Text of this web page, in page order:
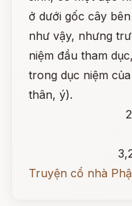
ở dưới gốc cây
như vậy, nhưng
niệm đầu tham
trong dục niệm
thân, ý).
Truyện cổ nhà